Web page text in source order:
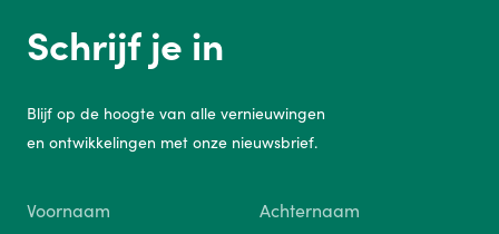
Schrijf je in
Blijf op de hoogte van alle vernieuwingen
en ontwikkelingen met onze nieuwsbrief.